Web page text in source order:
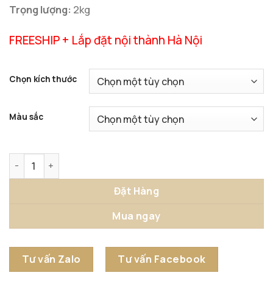
Trọng lượng: 2kg
FREESHIP + Lắp đặt nội thành Hà Nội
Chọn kích thước
Màu sắc
Đồng Hồ Treo Tường Đối Xứng Hình Học số lượng
Đặt Hàng
Mua ngay
Tư vấn Zalo Tư vấn Facebook